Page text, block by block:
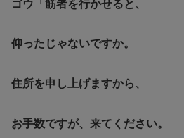
ゴウ「筋者を行かせると、
仰ったじゃないですか。
住所を申し上げますから、
お手数ですが、来てください。